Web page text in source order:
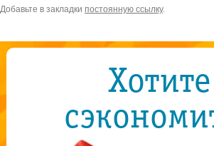
Добавьте в закладки постоянную ссылку.
Хотите